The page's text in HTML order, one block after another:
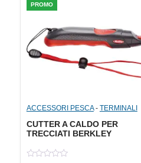
PROMO
ACCESSORI PESCA- TERMINALI
CUTTER A CALDO PER
TRECCIATI BERKLEY